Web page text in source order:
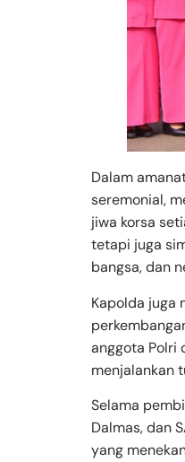
Dalam
seremonial,
jiwa korsa
tetapi juga
bangsa, dan
Kapolda juga
anggota Polri
menjalankan
Selama
Dalmas, dan
yang